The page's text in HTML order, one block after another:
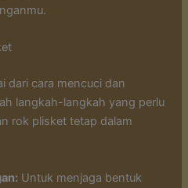
dari cara mencuci dan
langkah-langkah yang perlu
rok plisket tetap dalam
Untuk menjaga bentuk